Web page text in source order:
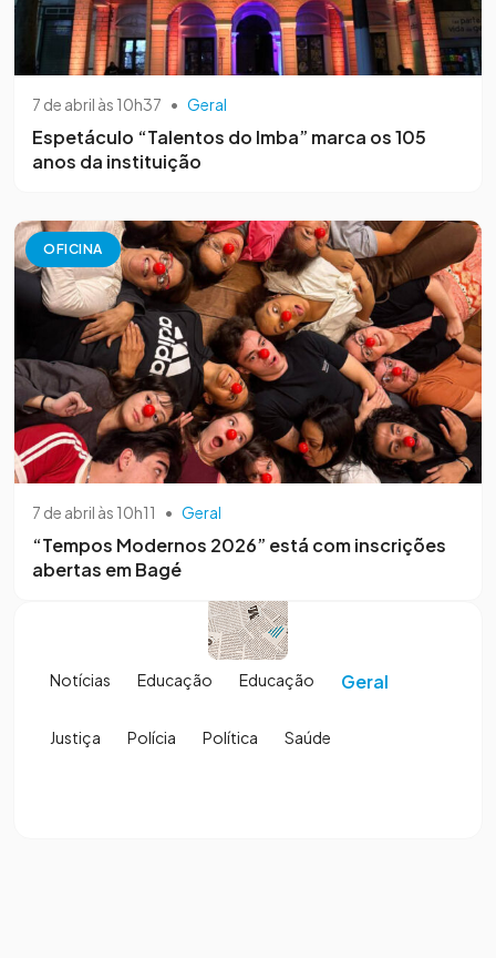
7 de abril às 10h37 • Geral
Espetáculo “Talentos do Imba” marca os 105
anos da instituição
OFICINA
7 de abril às 10h11 • Geral
“Tempos Modernos 2026” está com inscrições
abertas em Bagé
Notícias Educação Educação Geral
Justiça Polícia Política Saúde